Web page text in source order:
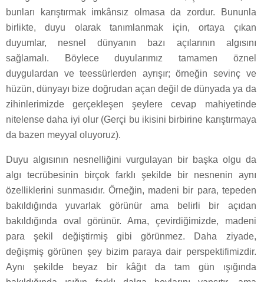
bunları karıştırmak imkânsız olmasa da zordur. Bununla
birlikte, duyu olarak tanımlanmak için, ortaya çıkan
duyumlar, nesnel dünyanın bazı açılarının algısını
sağlamalı. Böylece duyularımız tamamen öznel
duygulardan ve teessürlerden ayrışır; örneğin sevinç ve
hüzün, dünyayı bize doğrudan açan değil de dünyada ya da
zihinlerimizde gerçekleşen şeylere cevap mahiyetinde
nitelense daha iyi olur (Gerçi bu ikisini birbirine karıştırmaya
da bazen meyyal oluyoruz).
Duyu algısının nesnelliğini vurgulayan bir başka olgu da
algı tecrübesinin birçok farklı şekilde bir nesnenin aynı
özelliklerini sunmasıdır. Örneğin, madeni bir para, tepeden
bakıldığında yuvarlak görünür ama belirli bir açıdan
bakıldığında oval görünür. Ama, çevirdiğimizde, madeni
para şekil değiştirmiş gibi görünmez. Daha ziyade,
değişmiş görünen şey bizim paraya dair perspektifimizdir.
Aynı şekilde beyaz bir kâğıt da tam gün ışığında